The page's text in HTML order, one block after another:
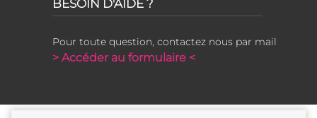
BESOIN D'AIDE ?
Pour toute question, contactez nous par mail
> Accéder au formulaire <